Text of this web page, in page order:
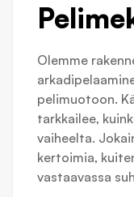
Olemme
pelimuotoon.
tarkkailee,
vaiheelta.
kertoimia,
vastaavassa